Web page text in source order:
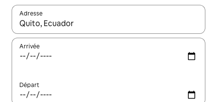
Adresse
Lorsque les résultats s'affichent, utilisez les flèches vers le
Arrivée
Départ